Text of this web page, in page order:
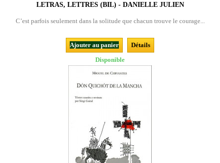
LETRAS, LETTRES (BIL) - DANIELLE JULIEN
C’est parfois seulement dans la solitude que chacun trouve le courage...
Ajouter au panier
Détails
Disponible